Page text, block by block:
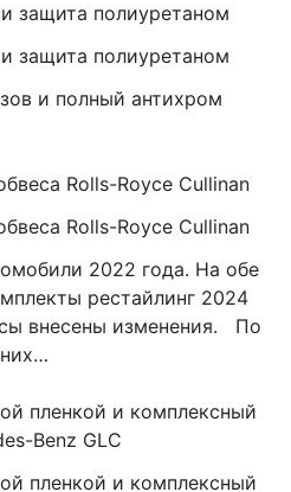
защита полиуретаном
защита полиуретаном
и полный антихром
Rolls-Royce Cullinan
Rolls-Royce Cullinan
2022 года. На обе
рестайлинг 2024
внесены изменения. По
пленкой и комплексный
Benz GLC
пленкой и комплексный